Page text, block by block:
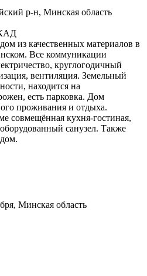
р-н, Минская область
из качественных материалов в
Все коммуникации
круглогодичный
вентиляция. Земельный
находится на
есть парковка. Дом
проживания и отдыха.
совмещённая кухня-гостиная,
санузел. Также
Минская область